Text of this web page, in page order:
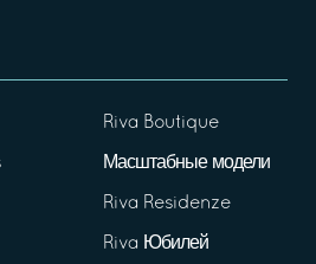
Riva Boutique
Масштабные модели
Riva Residenze
Riva Юбилей